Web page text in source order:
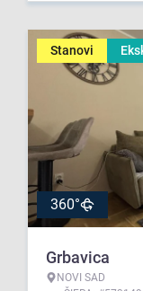
Stanovi
360°
Grbavica
NOVI SAD